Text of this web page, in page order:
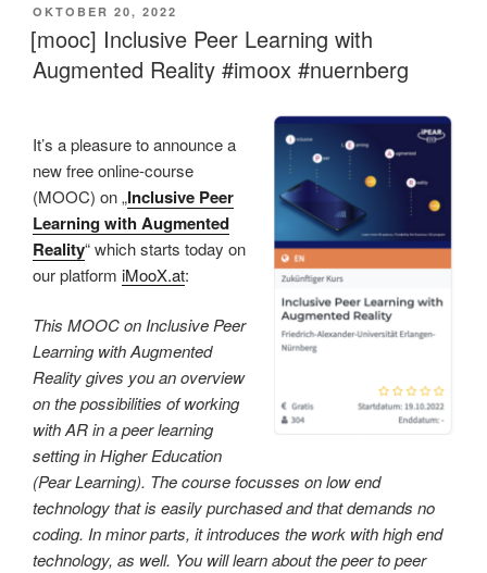
VERÖFFENTLICHT
AM
OKTOBER 20, 2022
[mooc] Inclusive Peer Learning with
Augmented Reality #imoox #nuernberg
It’s a pleasure to announce a
new free online-course
(MOOC) on „Inclusive Peer
Learning with Augmented
Reality“ which starts today on
our platform iMooX.at:
This MOOC on Inclusive Peer
Learning with Augmented
Reality gives you an overview
on the possibilities of working
with AR in a peer learning
setting in Higher Education
(Pear Learning). The course focusses on low end
technology that is easily purchased and that demands no
coding. In minor parts, it introduces the work with high end
technology, as well. You will learn about the peer to peer